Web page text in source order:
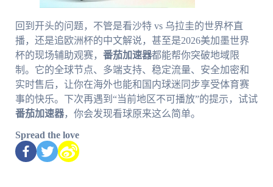
回到开头的问题，不管是看沙特 vs 乌拉圭的世界杯直
播，还是追欧洲杯的中文解说，甚至是2026美加墨世界
杯的现场辅助观赛， 番茄加速器都能帮你突破地域限
制。它的全球节点、多端支持、稳定流量、安全加密和
实时售后，让你在海外也能和国内球迷同步享受体育赛
事的快乐。下次再遇到“当前地区不可播放”的提示，试试
番茄加速器，你会发现看球原来这么简单。
Spread the love